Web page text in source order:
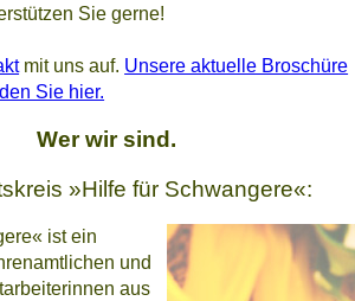
Sie gerne!
mit uns auf. Unsere aktuelle Broschüre
Sie hier.
Wer wir sind.
»Hilfe für Schwangere«:
ist ein
und
aus